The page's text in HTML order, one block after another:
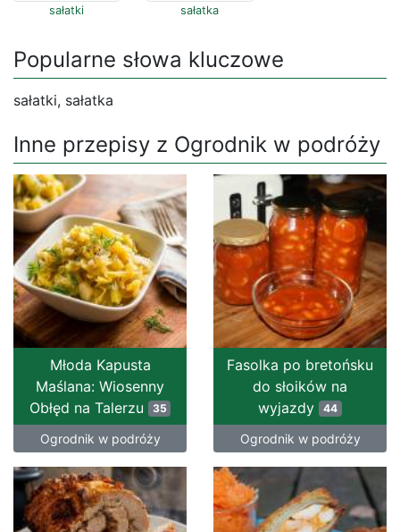
sałatki sałatka
Popularne słowa kluczowe
sałatki, sałatka
Inne przepisy z Ogrodnik w podróży
Młoda Kapusta
Maślana: Wiosenny
Obłęd na Talerzu
35
Ogrodnik w podróży
Fasolka po bretońsku
do słoików na
wyjazdy 44
Ogrodnik w podróży